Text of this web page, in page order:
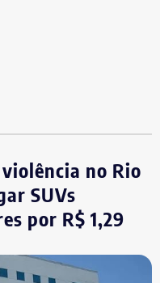
no Rio
SUVs
por R$ 1,29